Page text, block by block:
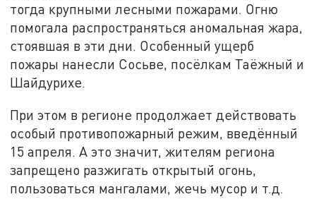
тогда крупными лесными пожарами. Огню
помогала распространяться аномальная жара,
стоявшая в эти дни. Особенный ущерб
пожары нанесли Сосьве, посёлкам Таёжный и
Шайдурихе.
При этом в регионе продолжает действовать
особый противопожарный режим, введённый
15 апреля. А это значит, жителям региона
запрещено разжигать открытый огонь,
пользоваться мангалами, жечь мусор и т.д.